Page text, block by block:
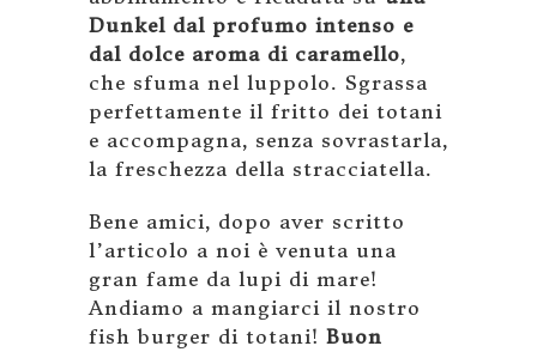
Dunkel dal profumo intenso e
dal dolce aroma di caramello,
che sfuma nel luppolo. Sgrassa
perfettamente il fritto dei totani
e accompagna, senza sovrastarla,
la freschezza della stracciatella.
Bene amici, dopo aver scritto
l’articolo a noi è venuta una
gran fame da lupi di mare!
Andiamo a mangiarci il nostro
fish burger di totani! Buon